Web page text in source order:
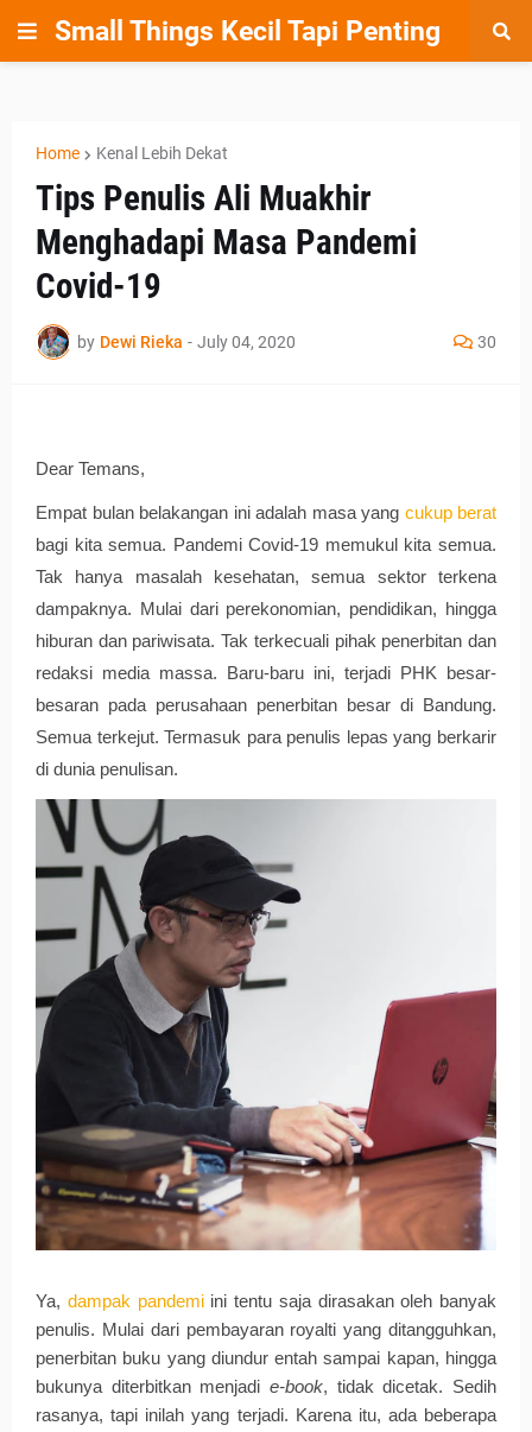
Small Things Kecil Tapi Penting
Home Kenal Lebih Dekat
Tips Penulis Ali Muakhir
Menghadapi Masa Pandemi
Covid-19
by Dewi Rieka - July 04, 2020 30
Dear Temans,
Empat bulan belakangan ini adalah masa yang cukup berat
bagi kita semua. Pandemi Covid-19 memukul kita semua.
Tak hanya masalah kesehatan, semua sektor terkena
dampaknya. Mulai dari perekonomian, pendidikan, hingga
hiburan dan pariwisata. Tak terkecuali pihak penerbitan dan
redaksi media massa. Baru-baru ini, terjadi PHK besar-
besaran pada perusahaan penerbitan besar di Bandung.
Semua terkejut. Termasuk para penulis lepas yang berkarir
di dunia penulisan.
Ya, dampak pandemiini tentu saja dirasakan oleh banyak
penulis. Mulai dari pembayaran royalti yang ditangguhkan,
penerbitan buku yang diundur entah sampai kapan, hingga
bukunya diterbitkan menjadi e-book, tidak dicetak. Sedih
rasanya, tapi inilah yang terjadi. Karena itu, ada beberapa